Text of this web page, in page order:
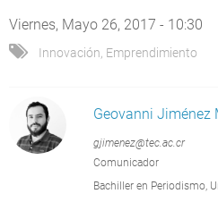
Viernes, Mayo 26, 2017 - 10:30
Innovación Emprendimiento
Geovanni Jiménez
gjimenez@tec.ac.cr
Comunicador
Bachiller en Periodismo,